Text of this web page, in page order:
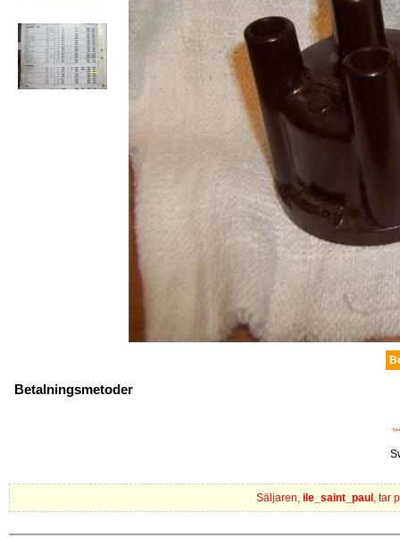
Betalningsmetoder
Säljaren, ile_saint_paul , tar